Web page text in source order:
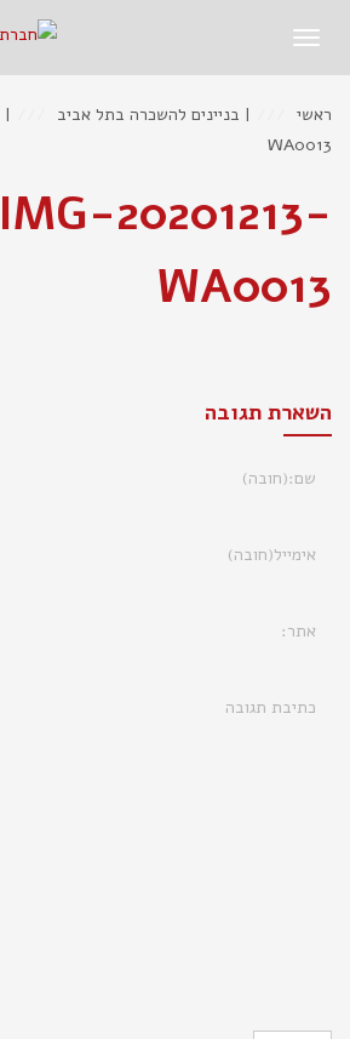
תפריט
ראשי | בניינים להשכרה בתל אביב |
WA0013
IMG-20201213-
WA0013
השארת תגובה